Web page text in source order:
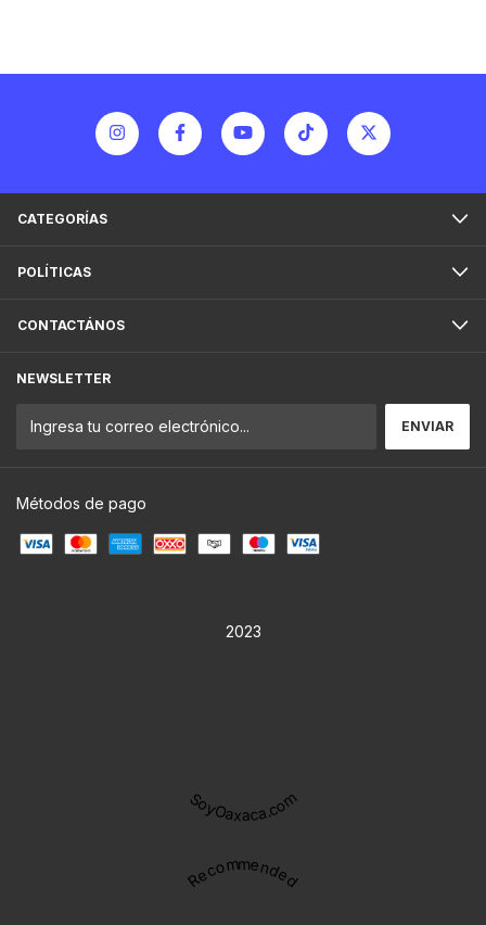
CATEGORÍAS
POLÍTICAS
CONTACTÁNOS
NEWSLETTER
Métodos de pago
2023
SoyOaxaca.com
Recommended